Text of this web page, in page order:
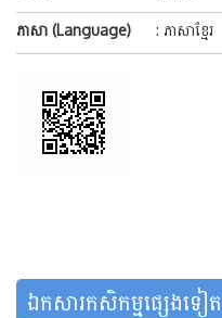
ភាសា (Language) : ភាសាខ្មែរ
ឯកសារកសិកម្មផ្សេងទៀត